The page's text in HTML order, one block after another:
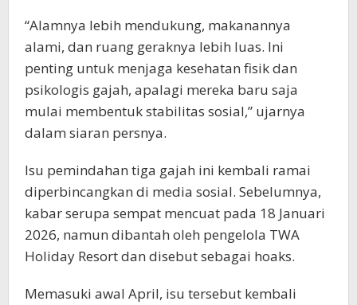
“Alamnya lebih mendukung, makanannya
alami, dan ruang geraknya lebih luas. Ini
penting untuk menjaga kesehatan fisik dan
psikologis gajah, apalagi mereka baru saja
mulai membentuk stabilitas sosial,” ujarnya
dalam siaran persnya.
Isu pemindahan tiga gajah ini kembali ramai
diperbincangkan di media sosial. Sebelumnya,
kabar serupa sempat mencuat pada 18 Januari
2026, namun dibantah oleh pengelola TWA
Holiday Resort dan disebut sebagai hoaks.
Memasuki awal April, isu tersebut kembali